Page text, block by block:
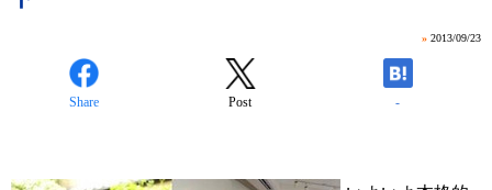
» 2013/09/23
Share Post -